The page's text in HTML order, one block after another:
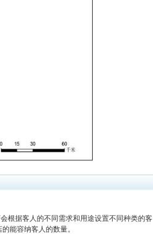
根据客人的不同需求和用途设置不同种类的客
能容纳客人的数量。